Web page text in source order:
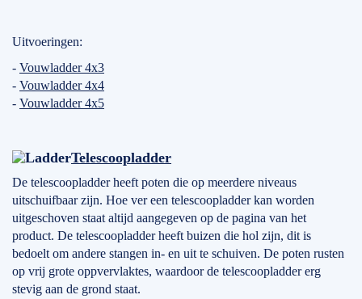
Uitvoeringen:
- Vouwladder 4x3
- Vouwladder 4x4
- Vouwladder 4x5
Telescoopladder
De telescoopladder heeft poten die op meerdere niveaus
uitschuifbaar zijn. Hoe ver een telescoopladder kan worden
uitgeschoven staat altijd aangegeven op de pagina van het
product. De telescoopladder heeft buizen die hol zijn, dit is
bedoelt om andere stangen in- en uit te schuiven. De poten rusten
op vrij grote oppvervlaktes, waardoor de telescoopladder erg
stevig aan de grond staat.